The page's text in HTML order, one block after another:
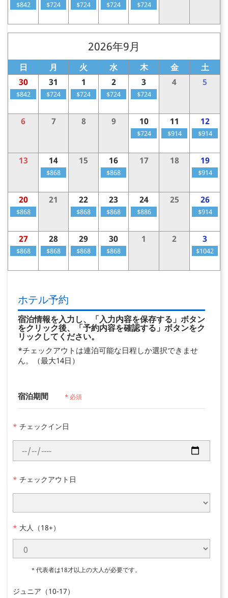
$842 $724 $724 $724 $724
2026年9月
日 月 火 水 木 金
土
30
$842
31
$724
1
$724
2
$724
3
$724
4 5
6 7 8 9 10
$724
11
$914
12
$914
13 14
$868
15 16
$868
17 18 19
$914
20
$868
21 22
$868
23
$868
24
$886
25 26
$914
27
$868
28
$868
29
$868
30
$868
1 2 3
$1042
ホテル予約
宿泊情報を入力し、「入力内容を保存する」ボタン
をクリック後、「予約内容を確認する」ボタンをク
リックしてください。
*チェックアウトは連泊可能な日程しか選択できませ
ん。（最大14日）
宿泊期間 * 必須
* チェックイン日
* チェックアウト日
* 大人（18+）
＊代表者は18才以上の大人が必要です。
ジュニア（10-17）